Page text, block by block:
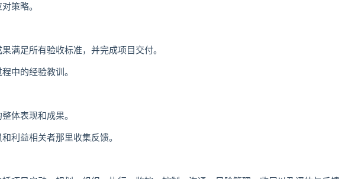
策略。
满足所有验收标准，并完成项目交付。
中的经验教训。
体表现和成果。
利益相关者那里收集反馈。